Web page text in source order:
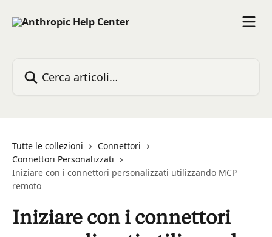
Tutte le collezioni
Connettori
Connettori Personalizzati
Iniziare con i connettori personalizzati utilizzando MCP
remoto
Iniziare con i connettori